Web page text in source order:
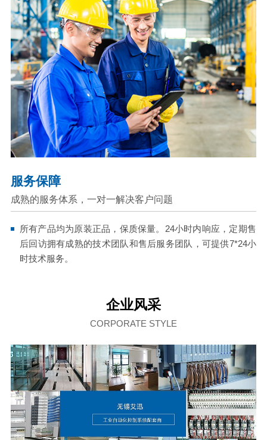
服务保障
成熟的服务体系，一对一解决客户问题
所有产品均为原装正品，保质保量。24小时内响应，定期售
后回访拥有成熟的技术团队和售后服务团队，可提供7*24小
时技术服务。
企业风采
CORPORATE STYLE